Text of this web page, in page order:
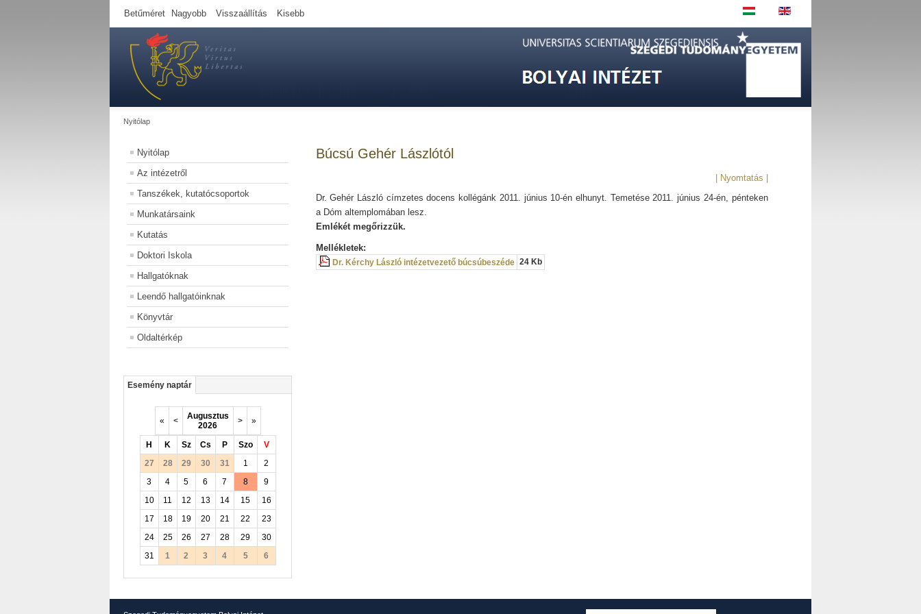
Betűméret Nagyobb Visszaállítás Kisebb
Nyitólap
Nyitólap
Az intézetről
Tanszékek, kutatócsoportok
Munkatársaink
Kutatás
Doktori Iskola
Hallgatóknak
Leendő hallgatóinknak
Könyvtár
Oldaltérkép
Esemény naptár
« <
Augusztus
2026
> »
H K Sz Cs P Szo
V
27
28 29 30 31 1
2
3
4 5 6 7 8
9
10
11 12 13 14 15
16
17
18 19 20 21 22
23
24
25 26 27 28 29
30
31
1 2 3 4 5 6
Búcsú Gehér Lászlótól
| Nyomtatás |
Dr. Gehér László címzetes docens kollégánk 2011. június 10-én elhunyt. Temetése 2011. június 24-én, pénteken
a Dóm altemplomában lesz.
Emlékét megőrizzük.
Mellékletek:
Dr. Kérchy László intézetvezető búcsúbeszéde 24 Kb